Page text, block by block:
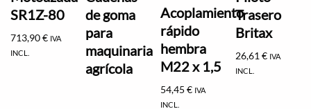
SR1Z-80
713,90€ IVA
INCL.
de goma
para
maquinaria
agrícola
Acoplamiento
rápido
hembra
M22 x 1,5
54,45€ IVA
INCL.
Trasero
Britax
26,61€ IVA
INCL.